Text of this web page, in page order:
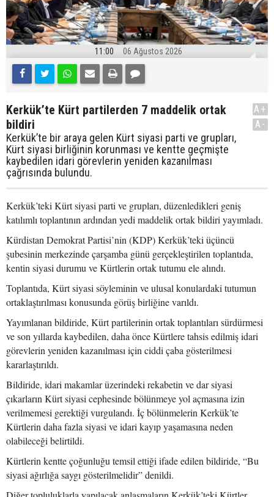
11:00 06 Ağustos 2026
Kerkük’te Kürt partilerden 7 maddelik ortak
bildiri
Kerkük’te bir araya gelen Kürt siyasi parti ve grupları,
Kürt siyasi birliğinin korunması ve kentte geçmişte
kaybedilen idari görevlerin yeniden kazanılması
çağrısında bulundu.
A+
A-
Kerkük’teki Kürt siyasi parti ve grupları, düzenledikleri geniş
katılımlı toplantının ardından yedi maddelik ortak bildiri yayımladı.
Kürdistan Demokrat Partisi’nin (KDP) Kerkük’teki üçüncü
şubesinin merkezinde çarşamba günü gerçekleştirilen toplantıda,
kentin siyasi durumu ve Kürtlerin ortak tutumu ele alındı.
Toplantıda, Kürt siyasi söyleminin ve ulusal konulardaki tutumun
ortaklaştırılması konusunda görüş birliğine varıldı.
Yayımlanan bildiride, Kürt partilerinin ortak toplantıları sürdürmesi
ve son yıllarda kaybedilen, daha önce Kürtlere tahsis edilmiş idari
görevlerin yeniden kazanılması için ciddi çaba gösterilmesi
kararlaştırıldı.
Bildiride, idari makamlar üzerindeki rekabetin ve dar siyasi
çıkarların Kürt siyasi cephesinde bölünmeye yol açmasına izin
verilmemesi gerektiği vurgulandı. İç bölünmelerin Kerkük’te
Kürtlerin daha fazla siyasi ve idari kayıp yaşamasına neden
olabileceği belirtildi.
Kürtlerin kentte çoğunluğu temsil ettiği ifade edilen bildiride, “Bu
siyasi ağırlığa saygı gösterilmelidir” denildi.